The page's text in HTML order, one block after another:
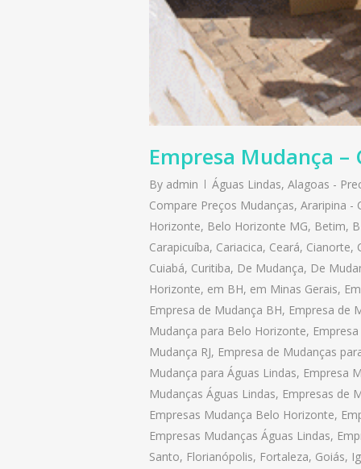
Empresa Mudança
By admin Águas Lindas, Alagoas -
Compare Preços Mudanças, Araripina -
Horizonte, Belo Horizonte MG, Betim,
Carapicuíba, Cariacica, Ceará, Cianorte,
Cuiabá, Curitiba, De Mudança, De
Horizonte, em BH, em Minas Gerais,
Empresa de Mudança BH, Empresa de
Mudança para Belo Horizonte,
Mudança RJ, Empresa de Mudanças
Mudança para Águas Lindas, Empresa
Mudanças Águas Lindas, Empresas de
Empresas Mudança Belo Horizonte,
Empresas Mudanças Águas Lindas,
Santo, Florianópolis, Fortaleza, Goiás,